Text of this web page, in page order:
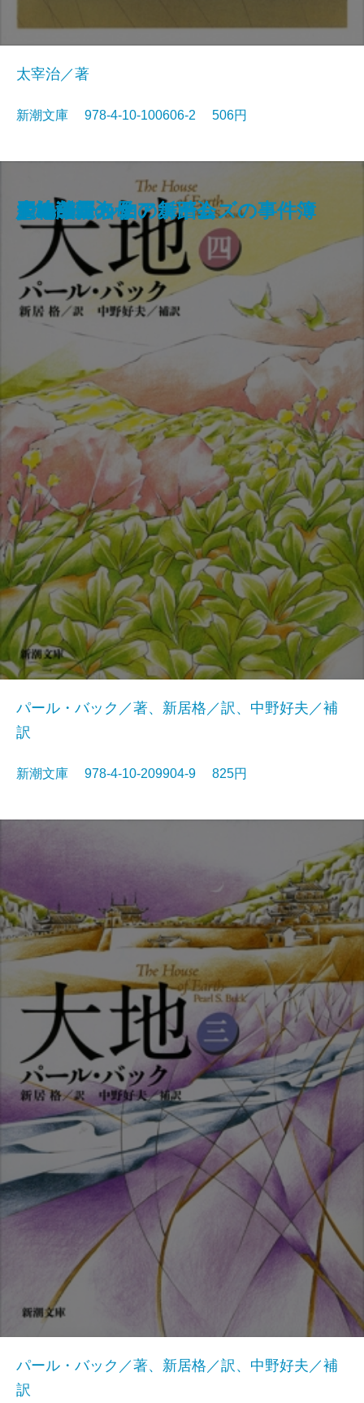
狭き門
天の夕顔
夕鶴・彦市ばなし
善悪の彼岸
バスカヴィル家の犬
盗賊
野火
博物誌
フランダースの犬
走れメロス
太宰治／著
新潮文庫 978-4-10-100606-2 506円
大地〔四〕
パール・バック／著、新居格／訳、中野好夫／補
訳
新潮文庫 978-4-10-209904-9 825円
大地〔三〕
パール・バック／著、新居格／訳、中野好夫／補
訳
大地〔二〕
ジェーン・エア〔下〕
大地〔一〕
四つの署名
悪の華
シャーロック・ホームズの事件簿
少将滋幹の母
ドルジェル伯の舞踏会